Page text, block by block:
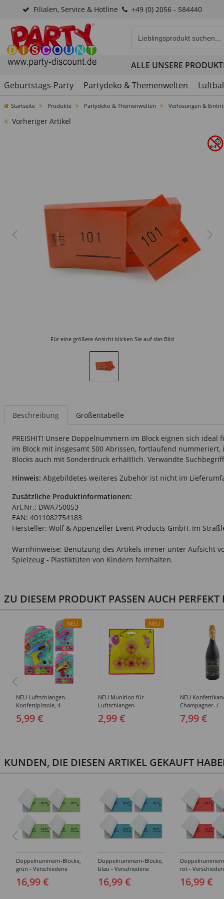
Filialen, Service & Hotline +49 (0) 2056 - 584440
ALLE UNSERE
Geburtstags-Party
Partydeko & Themenwelten
Startseite Produkte Partydeko & Themenwelten Verlosungen &
Vorheriger Artikel
Für eine größere Ansicht klicken Sie auf das Bild
Beschreibung Größentabelle
PREISHIT! Unsere Doppelnummern im Block eignen sich
im Block mit insgesamt 500 Abrissen, fortlaufend
Blocks auch mit Sonderdruck erhältlich. Verwandte
Hinweis: Abgebildetes weiteres Zubehör ist nicht im
Zusätzliche Produktinformationen:
Art.Nr.: DWA750053
EAN: 4011082754183
Hersteller: Wolf & Appenzeller Event Products GmbH, Im
Warnhinweise: Benutzung des Artikels immer unter Aufsicht
Spielzeug - Plastiktüten von Kindern fernhalten.
ZU DIESEM PRODUKT PASSEN AUCH PERFEKT
NEU
NEU Luftschlangen-
Konfettipistole, 4
Patronen, farbig sortiert
5,99 €
NEU
NEU Munition für
Luftschlangen-
Konfettipistole, 4 Rollen
2,99 €
NEU
Champagner- /
Sektflasche, Gold-
Schwarz, 33 cm
7,99 €
KUNDEN, DIE DIESEN ARTIKEL GEKAUFT
Doppelnummern-Blöcke,
grün - Verschiedene
Varianten
16,99 €
Doppelnummern-Blöcke,
blau - Verschiedene
Varianten
16,99 €
rot -
Varianten
16,99 €